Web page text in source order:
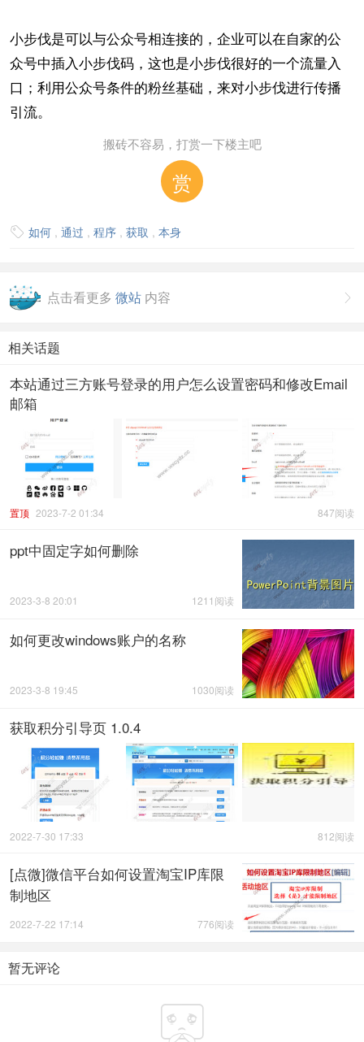
小步伐是可以与公众号相连接的，企业可以在自家的公
众号中插入小步伐码，这也是小步伐很好的一个流量入
口；利用公众号条件的粉丝基础，来对小步伐进行传播
引流。
搬砖不容易，打赏一下楼主吧
赏
 如何 , 通过 , 程序 , 获取 , 本身

点击看更多 微站 内容
相关话题
本站通过三方账号登录的用户怎么设置密码和修改Email
邮箱
847阅读
置顶 2023-7-2 01:34
ppt中固定字如何删除
1211阅读
2023-3-8 20:01
如何更改windows账户的名称
1030阅读
2023-3-8 19:45
获取积分引导页 1.0.4
812阅读
2022-7-30 17:33
[点微]微信平台如何设置淘宝IP库限
制地区
776阅读
2022-7-22 17:14
暂无评论
